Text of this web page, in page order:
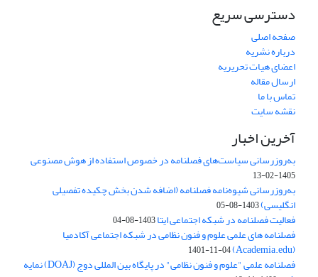
دسترسی سریع
صفحه اصلی
درباره نشریه
اعضای هیات تحریریه
ارسال مقاله
تماس با ما
نقشه سایت
آخرین اخبار
به‌روزرسانی سیاست‌های فصلنامه در خصوص استفاده از هوش مصنوعی
1405-02-13
به‌روزرسانی شیوه‌نامه فصلنامه (اضافه شدن بخش چکیده تفصیلی
انگلیسی)1403-08-05
فعالیت فصلنامه در شبکه اجتماعی ایتا1403-08-04
فصلنامه های علمی علوم و فنون نظامی در شبکه اجتماعی آکادمیا
(Academia.edu)
1401-11-04
فصلنامه علمی "علوم و فنون نظامی" در پایگاه بین المللی دوج (DOAJ) نمایه